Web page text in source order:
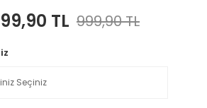
TL 999,90 TL